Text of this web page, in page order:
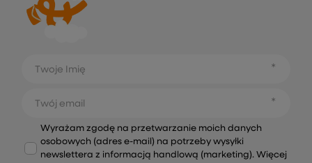
Twoje Imię
Twój email
Wyrażam zgodę na przetwarzanie moich danych
osobowych (adres e-mail) na potrzeby wysyłki
newslettera z informacją handlową (marketing). Więcej